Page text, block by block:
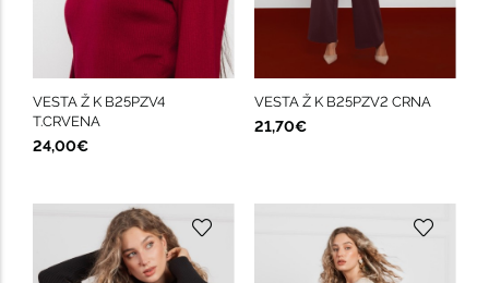
VESTA Ž K B25PZV4
T.CRVENA
24,00€
VESTA Ž K B25PZV2 CRNA
21,70€